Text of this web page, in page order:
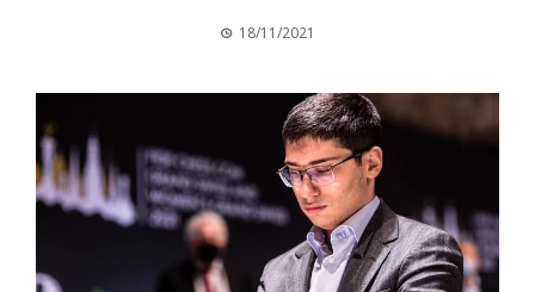
18/11/2021